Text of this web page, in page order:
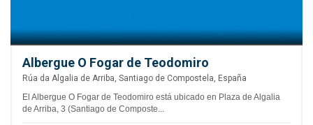
Albergue O Fogar de Teodomiro
Rúa da Algalia de Arriba, Santiago de Compostela, España
El Albergue O Fogar de Teodomiro está ubicado en Plaza de Algalia
de Arriba, 3 (Santiago de Composte...